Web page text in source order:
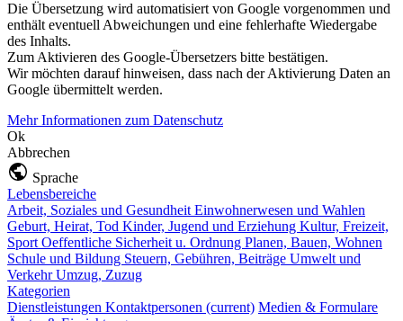
Die Übersetzung wird automatisiert von Google vorgenommen und
enthält eventuell Abweichungen und eine fehlerhafte Wiedergabe
des Inhalts.
Zum Aktivieren des Google-Übersetzers bitte bestätigen.
Wir möchten darauf hinweisen, dass nach der Aktivierung Daten an
Google übermittelt werden.
Mehr Informationen zum Datenschutz
Ok
Abbrechen
Sprache
Lebensbereiche
Arbeit, Soziales und Gesundheit Einwohnerwesen und Wahlen
Geburt, Heirat, Tod Kinder, Jugend und Erziehung Kultur, Freizeit,
Sport Oeffentliche Sicherheit u. Ordnung Planen, Bauen, Wohnen
Schule und Bildung Steuern, Gebühren, Beiträge Umwelt und
VerkehrUmzug, Zuzug
Kategorien
Dienstleistungen Kontaktpersonen (current) Medien & Formulare